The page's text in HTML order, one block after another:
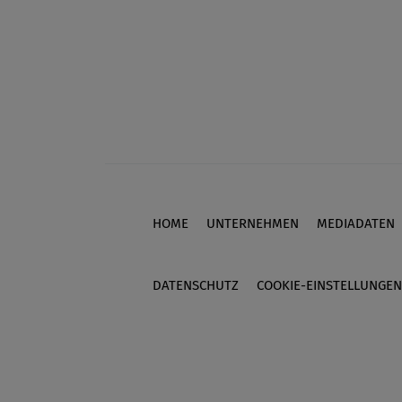
Footer
HOME UNTERNEHMEN MEDIADATEN
DATENSCHUTZ COOKIE-EINSTELLUNGEN